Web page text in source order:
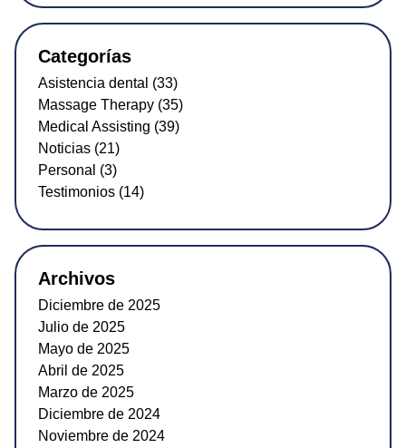
Categorías
Asistencia dental (33)
Massage Therapy (35)
Medical Assisting (39)
Noticias (21)
Personal (3)
Testimonios (14)
Archivos
Diciembre de 2025
Julio de 2025
Mayo de 2025
Abril de 2025
Marzo de 2025
Diciembre de 2024
Noviembre de 2024